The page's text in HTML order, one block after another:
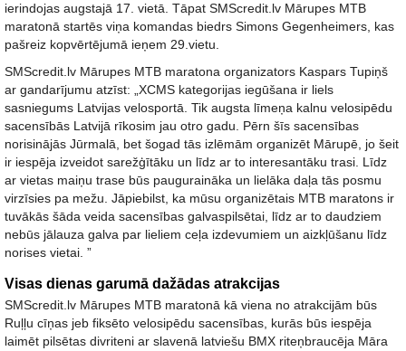
ierindojas augstajā 17. vietā. Tāpat SMScredit.lv Mārupes MTB
maratonā startēs viņa komandas biedrs Simons Gegenheimers, kas
pašreiz kopvērtējumā ieņem 29.vietu.
SMScredit.lv Mārupes MTB maratona organizators Kaspars Tupiņš
ar gandarījumu atzīst: „XCMS kategorijas iegūšana ir liels
sasniegums Latvijas velosportā. Tik augsta līmeņa kalnu velosipēdu
sacensībās Latvijā rīkosim jau otro gadu. Pērn šīs sacensības
norisinājās Jūrmalā, bet šogad tās izlēmām organizēt Mārupē, jo šeit
ir iespēja izveidot sarežģītāku un līdz ar to interesantāku trasi. Līdz
ar vietas maiņu trase būs pauguraināka un lielāka daļa tās posmu
virzīsies pa mežu. Jāpiebilst, ka mūsu organizētais MTB maratons ir
tuvākās šāda veida sacensības galvaspilsētai, līdz ar to daudziem
nebūs jālauza galva par lieliem ceļa izdevumiem un aizkļūšanu līdz
norises vietai. ”
Visas dienas garumā dažādas atrakcijas
SMScredit.lv Mārupes MTB maratonā kā viena no atrakcijām būs
Ruļļu cīņas jeb fiksēto velosipēdu sacensības, kurās būs iespēja
laimēt pilsētas divriteni ar slavenā latviešu BMX riteņbraucēja Māra